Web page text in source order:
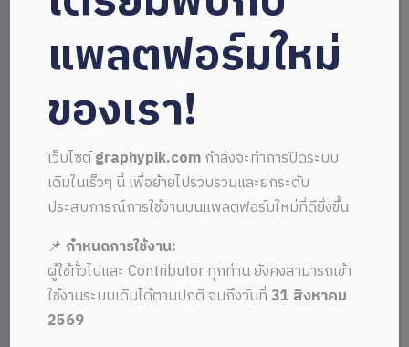
แพลตฟอร์มใหม่
ของเรา!
เว็บไซต์graphypik.comกำลังจะทำการปิดระบบ
เดิมในเร็วๆ นี้ เพื่อย้ายไปรวบรวมและยกระดับ
ประสบการณ์การใช้งานบนแพลตฟอร์มใหม่ที่ดียิ่งขึ้น
📌กำหนดการใช้งาน:
ผู้ใช้ทั่วไปและ Contributor ทุกท่าน ยังคงสามารถเข้า
ใช้งานระบบเดิมได้ตามปกติ จนถึงวันที่ 31 สิงหาคม
2569